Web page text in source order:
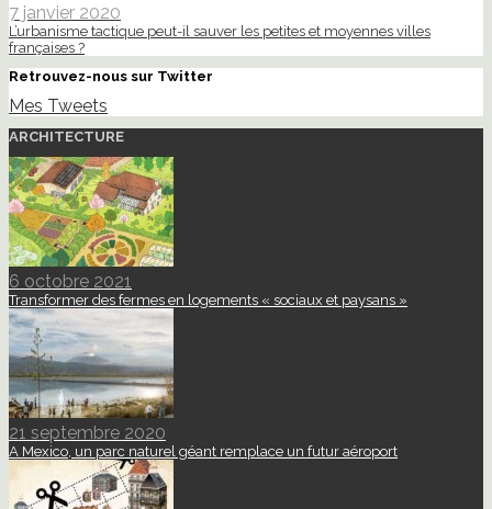
7 janvier 2020
L’urbanisme tactique peut-il sauver les petites et moyennes villes
françaises ?
Retrouvez-nous sur Twitter
Mes Tweets
ARCHITECTURE
6 octobre 2021
Transformer des fermes en logements « sociaux et paysans »
21 septembre 2020
A Mexico, un parc naturel géant remplace un futur aéroport